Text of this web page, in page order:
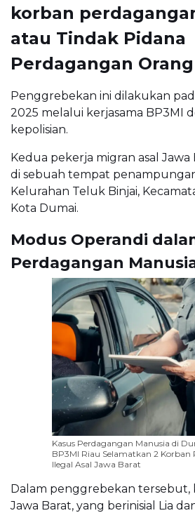
korban
atau Tindak Pidana
Perdagangan Orang
Penggrebekan ini dilakukan
2025 melalui kerjasama BP3MI
kepolisian.
Kedua pekerja migran asal
di sebuah tempat
Kelurahan Teluk Binjai,
Kota Dumai.
Modus Operandi
Perdagangan
Kasus Perdagangan Manusia di
BP3MI Riau Selamatkan 2 Korban
Ilegal Asal Jawa Barat
Dalam penggrebekan tersebut,
Jawa Barat, yang berinisial Lia